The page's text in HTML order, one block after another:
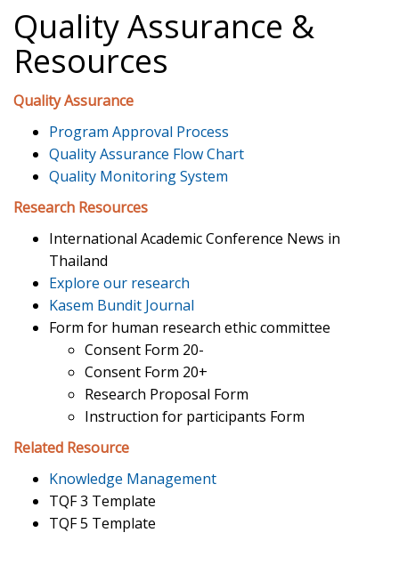
Quality Assurance &
Resources
Quality Assurance
Program Approval Process
Quality Assurance Flow Chart
Quality Monitoring System
Research Resources
International Academic Conference News in
Thailand
Explore our research
Kasem Bundit Journal
Form for human research ethic committee
Consent Form 20-
Consent Form 20+
Research Proposal Form
Instruction for participants Form
Related Resource
Knowledge Management
TQF 3 Template
TQF 5 Template